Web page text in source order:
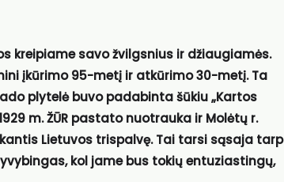
kreipiame savo žvilgsnius ir džiaugiamės.
įkūrimo 95-metį ir atkūrimo 30-metį. Ta
plytelė buvo padabinta šūkiu „Kartos
m. ŽŪR pastato nuotrauka ir Molėtų r.
Lietuvos trispalvę. Tai tarsi sąsaja tarp
kol jame bus tokių entuziastingų,